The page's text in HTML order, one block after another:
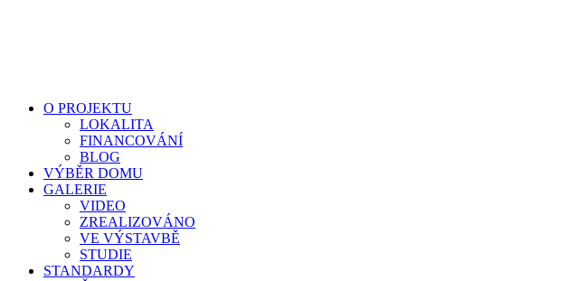
O PROJEKTU
LOKALITA
FINANCOVÁNÍ
BLOG
VÝBĚR DOMU
GALERIE
VIDEO
ZREALIZOVÁNO
VE VÝSTAVBĚ
STUDIE
STANDARDY